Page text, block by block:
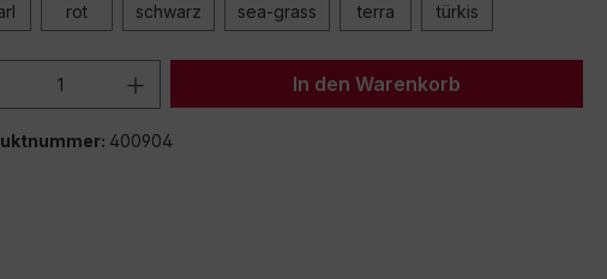
Einstellung merken und alle erlauben
rot schwarz sea-grass terra türkis
Anzahl: Gib den gewünschten Wert
In den Warenkorb
400904